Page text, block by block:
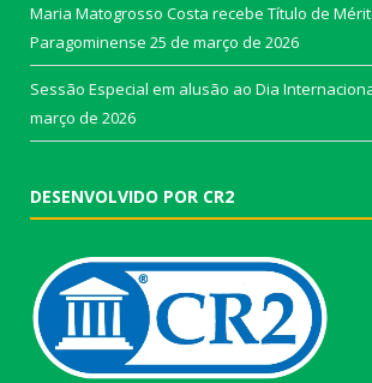
Maria Matogrosso Costa recebe Título de
Paragominense 25 de março de 2026
Sessão Especial em alusão ao Dia
março de 2026
DESENVOLVIDO POR CR2